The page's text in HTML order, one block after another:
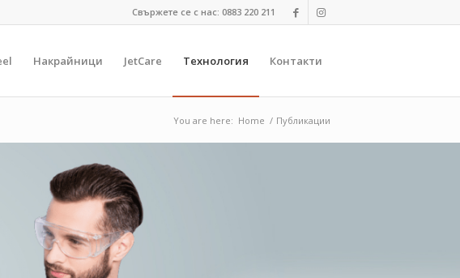
Свържете се с нас: 0883 220 211
Накрайници JetCare Технология Контакти
You are here: Home / Публикации